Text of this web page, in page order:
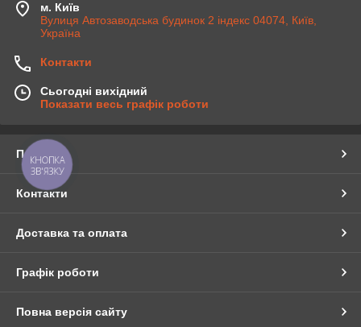
м. Київ
Вулиця Автозаводська будинок 2 індекс 04074, Київ,
Україна
Контакти
Сьогодні вихідний
Показати весь графік роботи
Про нас
Контакти
Доставка та оплата
Графік роботи
Повна версія сайту
КНОПКА
ЗВ'ЯЗКУ